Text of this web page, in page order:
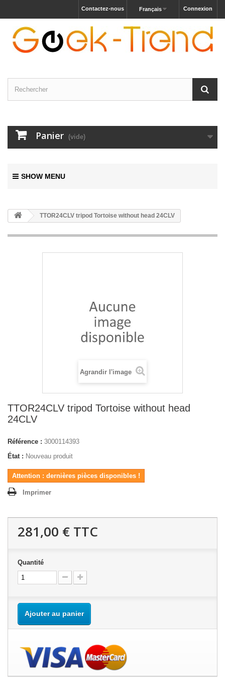
Connexion
Français
Contactez-nous
Panier (vide)
SHOW MENU
TTOR24CLV tripod Tortoise without head 24CLV
Agrandir l'image
TTOR24CLV tripod Tortoise without head
24CLV
Référence : 3000114393
État : Nouveau produit
Attention : dernières pièces disponibles !
Imprimer
281,00 € TTC
Quantité
Ajouter au panier